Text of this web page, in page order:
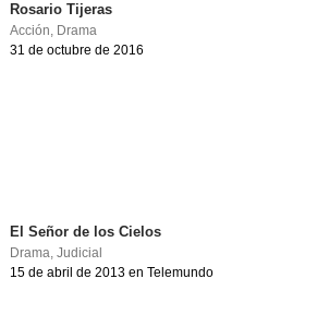
Rosario Tijeras
Acción, Drama
31 de octubre de 2016
El Señor de los Cielos
Drama ,Judicial
15 de abril de 2013 en Telemundo